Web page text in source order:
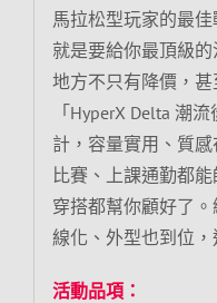
馬拉松型玩家的最
就是要給你最頂級
地方不只有降價，
「HyperX Delta 潮
計，容量實用、質
比賽、上課通勤都
穿搭都幫你顧好了
線化、外型也到位
活動品項：